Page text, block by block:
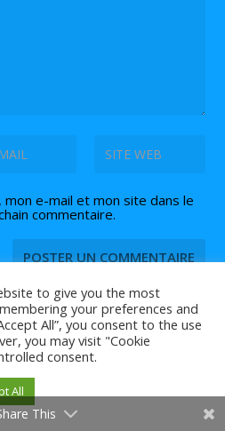
e-mail et mon site dans le
commentaire.
savoir sur letennis de table
sur Tennis2Table.
|
to give you the most
your preferences and
All”, you consent to the use
you may visit "Cookie
consent.
All
This